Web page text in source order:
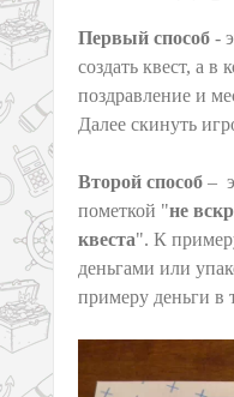
Первый способ -
создать квест, а в
поздравление и
Далее скинуть
Второй способ –
пометкой "не
квеста". К
деньгами или
примеру деньги в